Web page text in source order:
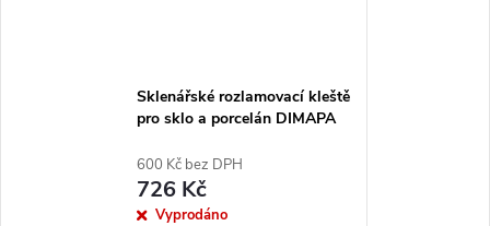
Sklenářské rozlamovací kleště
pro sklo a porcelán DIMAPA
600 Kč bez DPH
726 Kč
Vyprodáno